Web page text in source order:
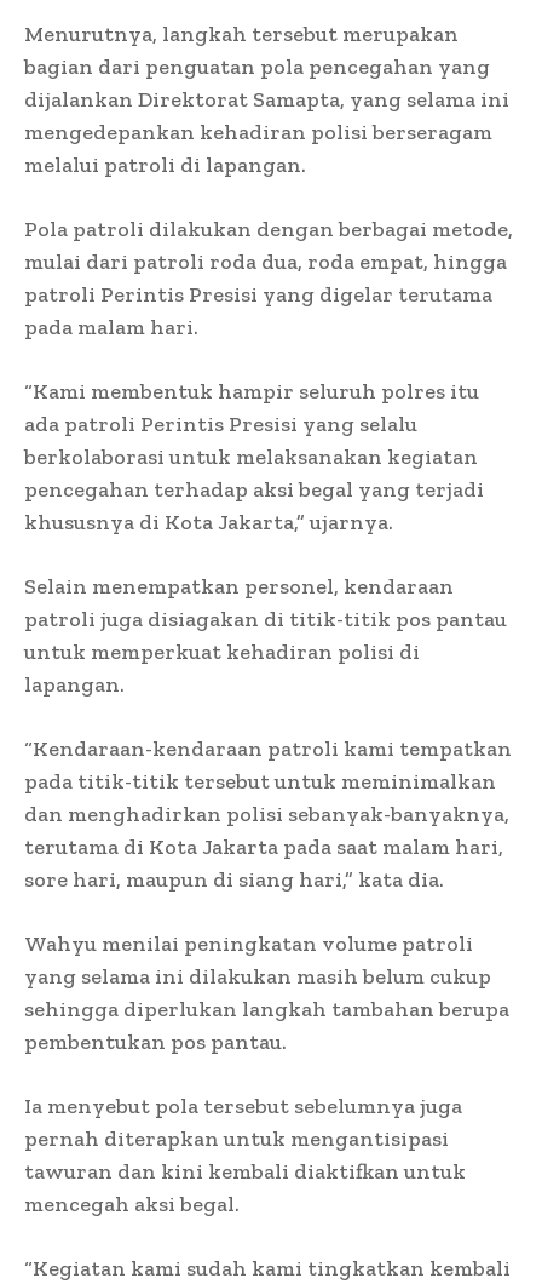
Menurutnya, langkah tersebut merupakan
bagian dari penguatan pola pencegahan yang
dijalankan Direktorat Samapta, yang selama ini
mengedepankan kehadiran polisi berseragam
melalui patroli di lapangan.
Pola patroli dilakukan dengan berbagai metode,
mulai dari patroli roda dua, roda empat, hingga
patroli Perintis Presisi yang digelar terutama
pada malam hari.
“Kami membentuk hampir seluruh polres itu
ada patroli Perintis Presisi yang selalu
berkolaborasi untuk melaksanakan kegiatan
pencegahan terhadap aksi begal yang terjadi
khususnya di Kota Jakarta,” ujarnya.
Selain menempatkan personel, kendaraan
patroli juga disiagakan di titik-titik pos pantau
untuk memperkuat kehadiran polisi di
lapangan.
“Kendaraan-kendaraan patroli kami tempatkan
pada titik-titik tersebut untuk meminimalkan
dan menghadirkan polisi sebanyak-banyaknya,
terutama di Kota Jakarta pada saat malam hari,
sore hari, maupun di siang hari,” kata dia.
Wahyu menilai peningkatan volume patroli
yang selama ini dilakukan masih belum cukup
sehingga diperlukan langkah tambahan berupa
pembentukan pos pantau.
Ia menyebut pola tersebut sebelumnya juga
pernah diterapkan untuk mengantisipasi
tawuran dan kini kembali diaktifkan untuk
mencegah aksi begal.
“Kegiatan kami sudah kami tingkatkan kembali